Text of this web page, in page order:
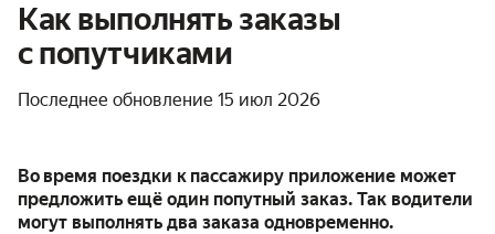
Как выполнять заказы
с попутчиками
Последнее обновление 15 июл 2026
Во время поездки к пассажиру приложение может
предложить ещё один попутный заказ. Так водители
могут выполнять два заказа одновременно.